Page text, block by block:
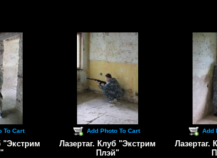
To Cart
"Экстрим
Add Photo To Cart
Лазертаг. Клуб "Экстрим
Плэй"
Add
Лазертаг.